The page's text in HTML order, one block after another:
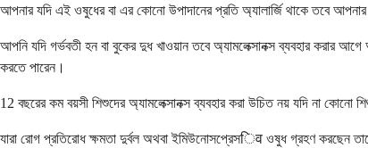
আপনার যদি এই ওষুধের বা এর কোনো উপাদানের প্রতি অ্যালার্জি থাকে তবে আপনার
আপনি যদি গর্ভবতী হন বা বুকের দুধ খাওয়ান তবে অ্যামলেক্সানক্স ব্যবহার করার
করতে পারেন।
12 বছরের কম বয়সী শিশুদের অ্যামলেক্সানক্স ব্যবহার করা উচিত নয় যদি না কোনো
যারা রোগ প্রতিরোধ ক্ষমতা দুর্বল অথবা ইমিউনোসপ্রেসिव ওষুধ গ্রহণ করছেন